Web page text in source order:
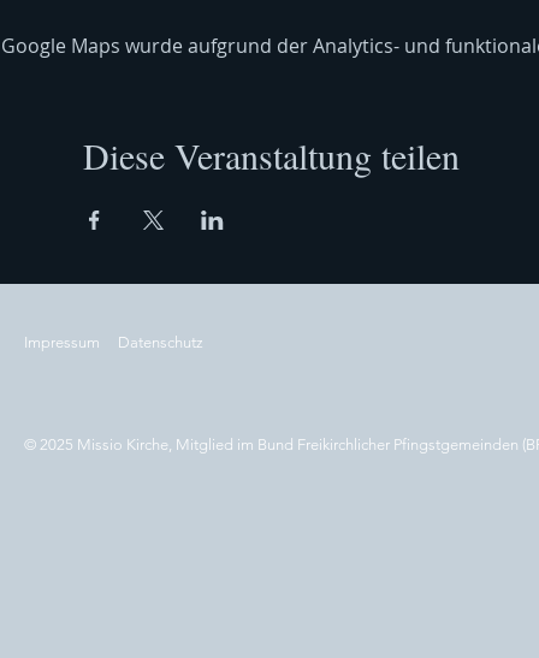
Google Maps wurde aufgrund der Analytics- und
Diese Veranstaltung teilen
Impressum Datenschutz
© 2025 Missio Kirche, Mitglied im Bund Freikirchlicher Pfingstgemeinden